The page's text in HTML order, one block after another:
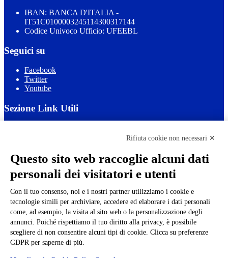
IBAN: BANCA D'ITALIA -
IT51C0100003245114300317144
Codice Univoco Ufficio: UFEEBL
Seguici su
Facebook
Twitter
Youtube
Sezione Link Utili
Ufficio Relazioni con il Pubblico
Dichiarazione di accessibilità
Obiettivi di accessibilità
Gestione consensi cookie
Amministrazione trasparente
Pagina visualizzata
462899volte
Sezione Copyright
Rifiuta cookie non necessari ✕
Questo sito web raccoglie alcuni dati
personali dei visitatori e utenti
Con il tuo consenso, noi e i nostri partner utilizziamo i cookie e
tecnologie simili per archiviare, accedere ed elaborare i dati personali
come, ad esempio, la visita al sito web o la personalizzazione degli
annunci. Poiché rispettiamo il tuo diritto alla privacy, è possibile
scegliere di non consentire alcuni tipi di cookie. Clicca su preferenze
GDPR per saperne di più.